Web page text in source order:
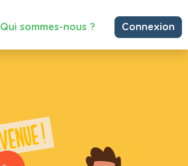
Qui sommes-nous ? Connexion